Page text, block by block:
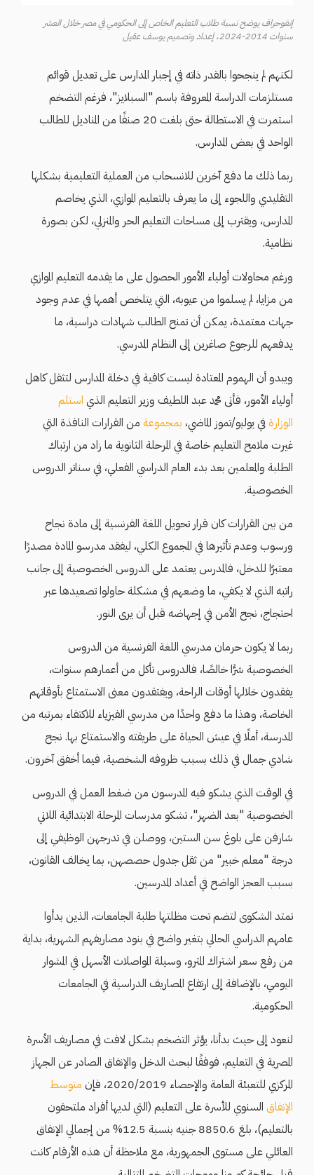
إنفوحراف يوضح نسبة طلاب التعليم الخاص إلى الحكومي في مصر خلال العشر
سنوات 2014-2024، إعداد وتصميم يوسف عقيل
لكنهم لم ينجحوا بالقدر ذاته في إجبار المدارس على تعديل قوائم
مستلزمات الدراسة المعروفة باسم "السبلايز"، فرغم التضخم
استمرت في الاستطالة حتى بلغت 20 صنفًا من المناديل للطالب
الواحد في بعض المدارس.
ربما ذلك ما دفع آخرين للانسحاب من العملية التعليمية بشكلها
التقليدي واللجوء إلى ما يعرف بالتعليم الموازي، الذي يخاصم
المدارس، ويقترب إلى مساحات التعليم الحر والمنزلي، لكن بصورة
نظامية.
ورغم محاولات أولياء الأمور الحصول على ما يقدمه التعليم الموازي
من مزايا، لم يسلموا من عيوبه، التي يتلخص أهمها في عدم وجود
جهات معتمدة، يمكن أن تمنح الطالب شهادات دراسية، ما
يدفعهم للرجوع صاغرين إلى النظام المدرسي.
ويبدو أن الهموم المعتادة ليست كافية في دخلة المدارس لتثقل كاهل
أولياء الأمور، فأتى محمد عبد اللطيف وزير التعليم الذي استلم
الوزارةفي يوليو/تموز الماضي، بمجموعة من القرارات النافذة التي
غيرت ملامح التعليم خاصة في المرحلة الثانوية ما زاد من ارتباك
الطلبة والمعلمين بعد بدء العام الدراسي الفعلي، في سناتر الدروس
الخصوصية.
من بين القرارات كان قرار تحويل اللغة الفرنسية إلى مادة نجاح
ورسوب وعدم تأثيرها في المجموع الكلي، ليفقد مدرسو المادة مصدرًا
معتبرًا للدخل، فالمدرس يعتمد على الدروس الخصوصية إلى جانب
راتبه الذي لا يكفي، ما وضعهم في مشكلة حاولوا تصعيدها عبر
احتجاج، نجح الأمن في إجهاضه قبل أن يرى النور.
ربما لا يكون حرمان مدرسي اللغة الفرنسية من الدروس
الخصوصية شرًّا خالصًا، فالدروس تأكل من أعمارهم سنوات،
يفقدون خلالها أوقات الراحة، ويفتقدون معنى الاستمتاع بأوقاتهم
الخاصة، وهذا ما دفع واحدًا من مدرسي الفيزياء للاكتفاء بمرتبه من
المدرسة، أملًا في عيش الحياة على طريقته والاستمتاع بها. نجح
شادي جمال في ذلك بسبب ظروفه الشخصية، فيما أخفق آخرون.
في الوقت الذي يشكو فيه المدرسون من ضغط العمل في الدروس
الخصوصية "بعد الضهر"، تشكو مدرسات المرحلة الابتدائية اللاتي
شارفن على بلوغ سن الستين، ووصلن في تدرجهن الوظيفي إلى
درجة "معلم خبير" من ثقل جدول حصصهن، بما يخالف القانون،
بسبب العجز الواضح في أعداد المدرسين.
تمتد الشكوى لتضم تحت مظلتها طلبة الجامعات، الذين بدأوا
عامهم الدراسي الحالي بتغير واضح في بنود مصاريفهم الشهرية، بداية
من رفع سعر اشتراك المترو، وسيلة المواصلات الأسهل في المشوار
اليومي، بالإضافة إلى ارتفاع المصاريف الدراسية في الجامعات
الحكومية.
لنعود إلى حيث بدأنا، يؤثر التضخم بشكل لافت في مصاريف الأسرة
المصرية في التعليم، فوفقًا لبحث الدخل والإنفاق الصادر عن الجهاز
المركزي للتعبئة العامة والإحصاء 2020/2019، فإن
متوسط
الإنفاق السنوي للأسرة على التعليم (التي لديها أفراد ملتحقون
بالتعليم)، بلغ 8850.6 جنيه بنسبة 12.5% من إجمالي الإنفاق
العائلي على مستوى الجمهورية، مع ملاحظة أن هذه الأرقام كانت